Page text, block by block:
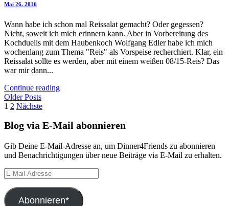
Mai 26. 2016
Wann habe ich schon mal Reissalat gemacht? Oder gegessen?
Nicht, soweit ich mich erinnern kann. Aber in Vorbereitung des
Kochduells mit dem Haubenkoch Wolfgang Edler habe ich mich
wochenlang zum Thema "Reis" als Vorspeise recherchiert. Klar, ein
Reissalat sollte es werden, aber mit einem weißen 08/15-Reis? Das
war mir dann...
Continue reading
Older Posts
Seitennummerierung
der
Beiträge
1 2 Nächste
Blog via E-Mail abonnieren
Gib Deine E-Mail-Adresse an, um Dinner4Friends zu abonnieren
und Benachrichtigungen über neue Beiträge via E-Mail zu erhalten.
E-
Mail-
Adresse
Abonnieren*